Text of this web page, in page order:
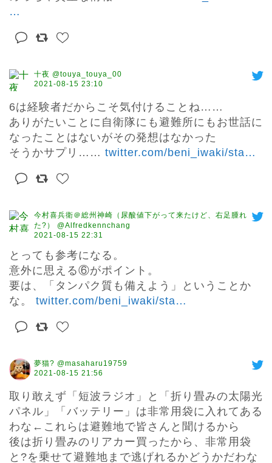
…
十夜 @touya_touya_00
2021-08-15 23:10
6は経験者だからこそ気付けることね……
ありがたいことに自衛隊にも避難所にもお世話に
なったことはないがその発想はなかった
そうかサプリ…… twitter.com/beni_iwaki/sta…
今村喜兵衛＠総州神崎（尿酸値下がって来たけど、右足腫れ
た?） @Alfredkennchang
2021-08-15 22:31
とっても参考になる。
意外に思える⑥がポイント。
要は、「タンパク質も備えよう」ということか
な。 twitter.com/beni_iwaki/sta…
夢猫? @masaharu19759
2021-08-15 21:56
取り敢えず「短波ラジオ」と「折り畳みの太陽光
パネル」「バッテリー」は非常用袋に入れてある
わな←これらは避難地で皆さんと聞けるから
後は折り畳みのリアカー買ったから、非常用袋
と?を乗せて避難地まで逃げれるかどうかだわな